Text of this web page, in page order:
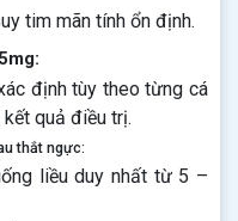
tim mãn tính ổn định.
định tùy theo từng cá
quả điều trị.
thắt ngực:
liều duy nhất từ 5 –